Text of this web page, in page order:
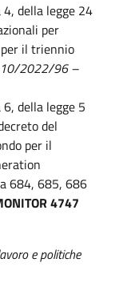
della legge 24
per
il triennio
2022/96 –
della legge 5
del
per il
684, 685, 686
4747
e politiche